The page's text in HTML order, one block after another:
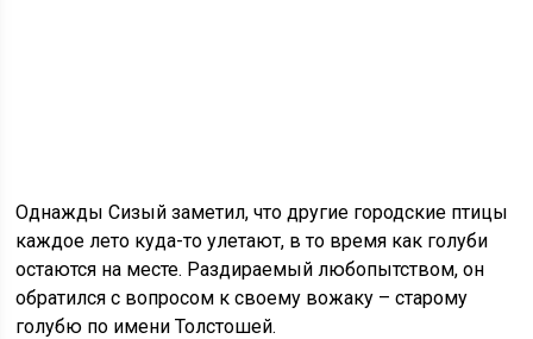
Однажды Сизый заметил, что другие городские птицы
каждое лето куда-то улетают, в то время как голуби
остаются на месте. Раздираемый любопытством, он
обратился с вопросом к своему вожаку – старому
голубю по имени Толстошей.